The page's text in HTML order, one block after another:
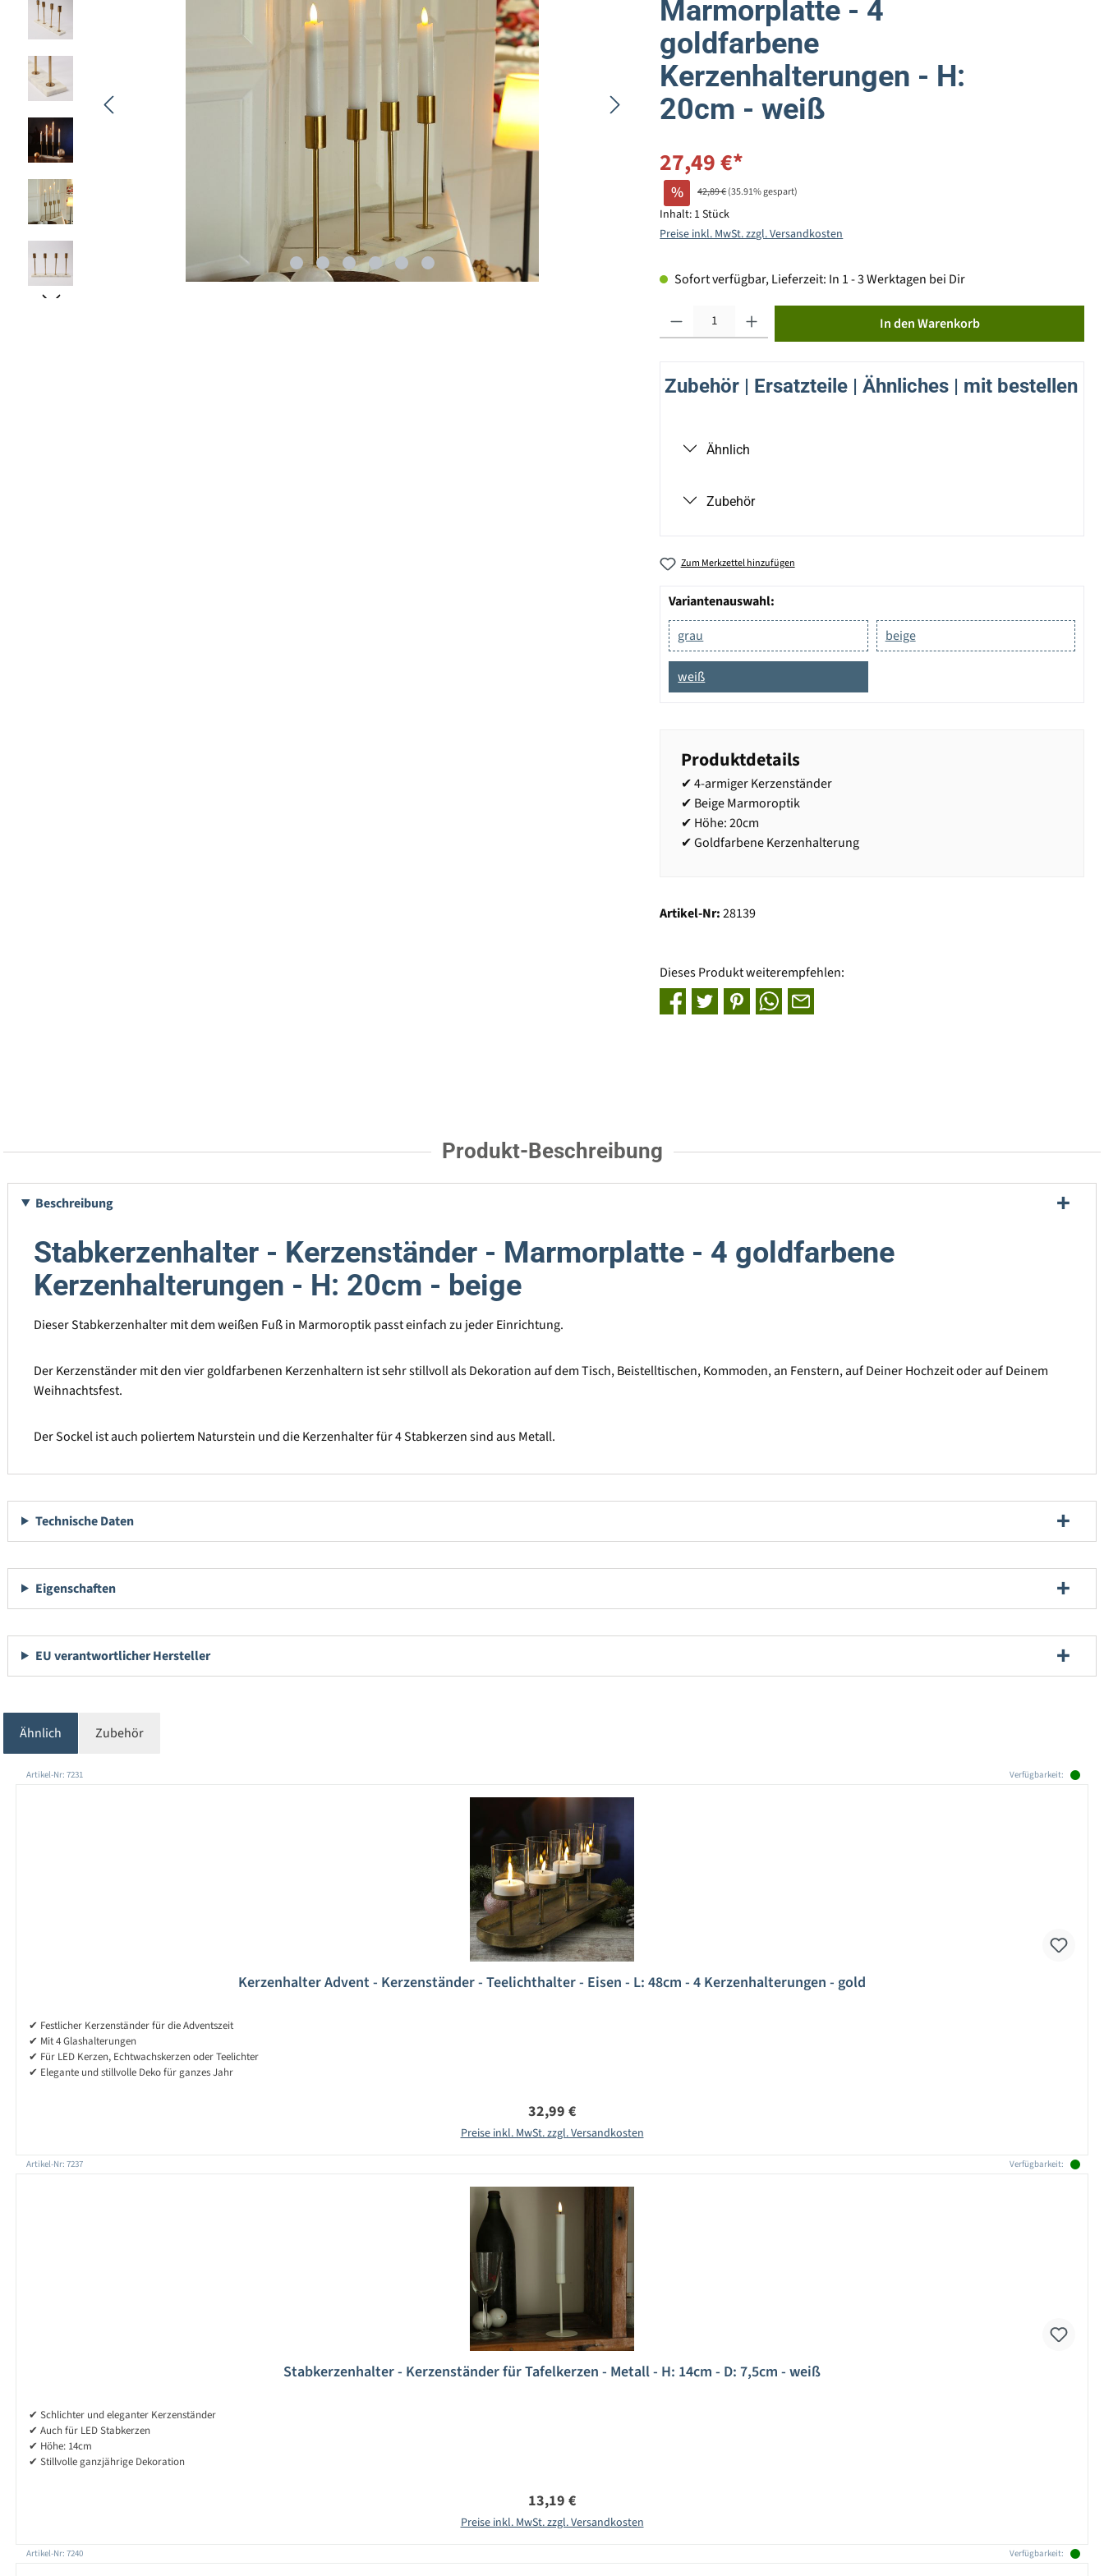
Marmorplatte - 4
goldfarbene
Kerzenhalterungen - H:
20cm - weiß
27,49 €*
% 42,89 €(35.91% gespart)
Inhalt: 1 Stück
Preise inkl. MwSt. zzgl. Versandkosten
Sofort verfügbar, Lieferzeit: In 1 - 3 Werktagen bei Dir
In den Warenkorb
Zubehör | Ersatzteile | Ähnliches | mit bestellen
Ähnlich
Zubehör
Zum Merkzettel hinzufügen
Variantenauswahl:
grau
beige
weiß
Produktdetails
✔ 4-armiger Kerzenständer
✔ Beige Marmoroptik
✔ Höhe: 20cm
✔ Goldfarbene Kerzenhalterung
Artikel-Nr:28139
Dieses Produkt weiterempfehlen:
Produkt-Beschreibung
Beschreibung
Stabkerzenhalter - Kerzenständer - Marmorplatte - 4 goldfarbene
Kerzenhalterungen - H: 20cm - beige
Dieser Stabkerzenhalter mit dem weißen Fuß in Marmoroptik passt einfach zu jeder Einrichtung.
Der Kerzenständer mit den vier goldfarbenen Kerzenhaltern ist sehr stillvoll als Dekoration auf dem Tisch, Beistelltischen, Kommoden, an Fenstern, auf Deiner Hochzeit oder auf Deinem
Weihnachtsfest.
Der Sockel ist auch poliertem Naturstein und die Kerzenhalter für 4 Stabkerzen sind aus Metall.
Technische Daten
Eigenschaften
EU verantwortlicher Hersteller
Ähnlich Zubehör
Produktgalerie überspringen
Artikel-Nr: 7231 Verfügbarkeit:
Kerzenhalter Advent - Kerzenständer - Teelichthalter - Eisen - L: 48cm - 4 Kerzenhalterungen - gold
✔ Festlicher Kerzenständer für die Adventszeit
✔ Mit 4 Glashalterungen
✔ Für LED Kerzen, Echtwachskerzen oder Teelichter
✔ Elegante und stillvolle Deko für ganzes Jahr
Regulärer Preis:
32,99 €
Preise inkl. MwSt. zzgl. Versandkosten
Artikel-Nr: 7237 Verfügbarkeit:
Stabkerzenhalter - Kerzenständer für Tafelkerzen - Metall - H: 14cm - D: 7,5cm - weiß
✔ Schlichter und eleganter Kerzenständer
✔ Auch für LED Stabkerzen
✔ Höhe: 14cm
✔ Stillvolle ganzjährige Dekoration
Regulärer Preis:
13,19 €
Preise inkl. MwSt. zzgl. Versandkosten
Artikel-Nr: 7240 Verfügbarkeit: